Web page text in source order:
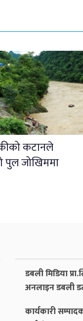
कटानले
पुल जोखिममा
डबली मिडिया
अनलाइन डबली
कार्यकारी